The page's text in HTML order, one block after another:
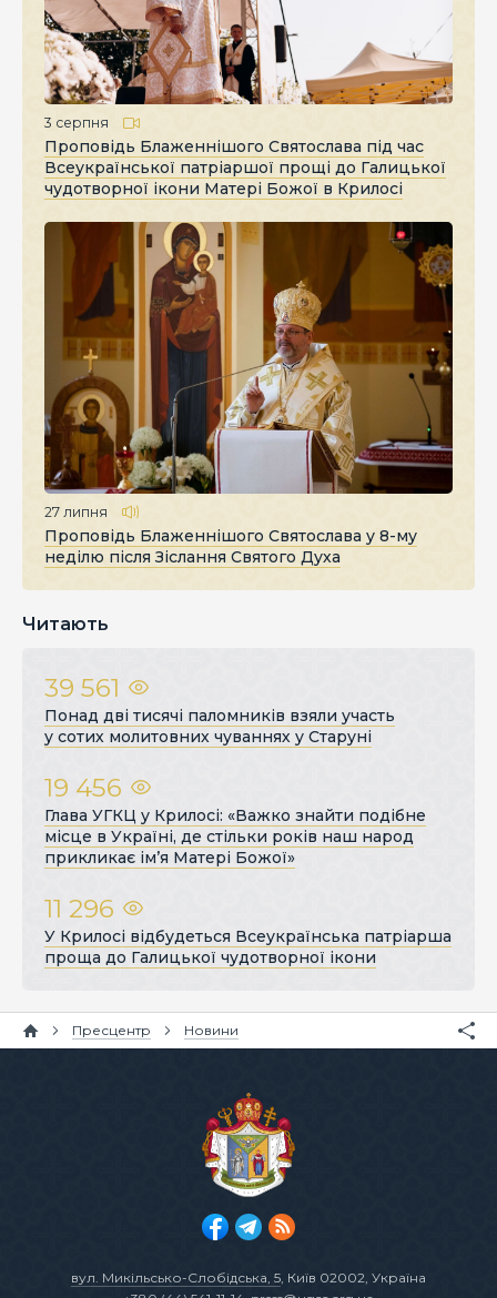
3 серпня
Проповідь Блаженнішого Святослава під час
Всеукраїнської патріаршої прощі до Галицької
чудотворної ікони Матері Божої в Крилосі
27 липня
Проповідь Блаженнішого Святослава у 8-му
неділю після Зіслання Святого Духа
Читають
39 561
Понад дві тисячі паломників взяли участь
у сотих молитовних чуваннях у Старуні
19 456
Глава УГКЦ у Крилосі: «Важко знайти подібне
місце в Україні, де стільки років наш народ
прикликає ім’я Матері Божої»
11 296
У Крилосі відбудеться Всеукраїнська патріарша
проща до Галицької чудотворної ікони
Пресцентр Новини
вул. Микільсько-Слобідська, 5, Київ 02002, Україна